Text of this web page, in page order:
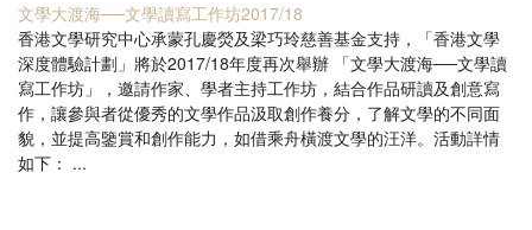
文學大渡海──文學讀寫工作坊2017/18
香港文學研究中心承蒙孔慶熒及梁巧玲慈善基金支持，「香港文學
深度體驗計劃」將於2017/18年度再次舉辦 「文學大渡海──文學讀
寫工作坊」，邀請作家、學者主持工作坊，結合作品研讀及創意寫
作，讓參與者從優秀的文學作品汲取創作養分，了解文學的不同面
貌，並提高鑒賞和創作能力，如借乘舟橫渡文學的汪洋。活動詳情
如下： ...